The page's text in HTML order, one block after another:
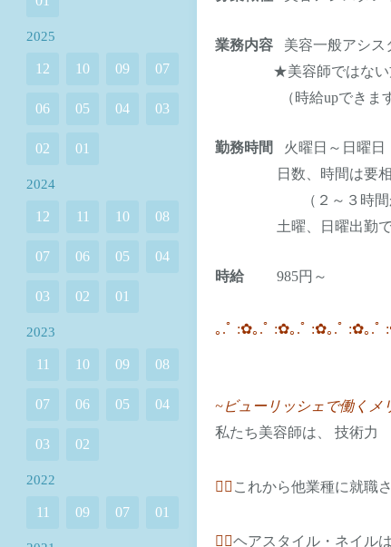
業務内容
美容一般アシス
★美容師ではない
（時給upできま
勤務時間
火曜日～日曜日
日数、時間は要相
（２～３時間から
土曜、日曜出勤
時給 985円～
｡.ﾟ :✿｡.ﾟ :✿｡.ﾟ :✿｡.ﾟ :✿｡.ﾟ :
~ビューリッシェで働くメ
私たち美容師は、
技術力
♡⃛ これから他業種に就職
♡⃛ヘアスタイル・ネイル
2025
12 10 09 07
06 05 04 03
02 01
2024
12 11 10 08
07 06 05 04
03 02 01
2023
11 10 09 08
07 06 05 04
03 02
2022
11 09 07 01